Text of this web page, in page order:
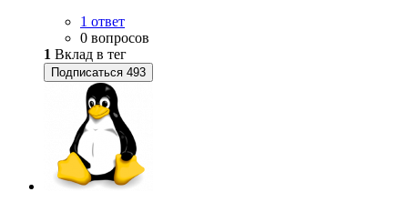
1 ответ
0 вопросов
1 Вклад в тег
Подписаться 493